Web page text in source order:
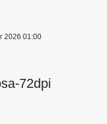
2026 01:00